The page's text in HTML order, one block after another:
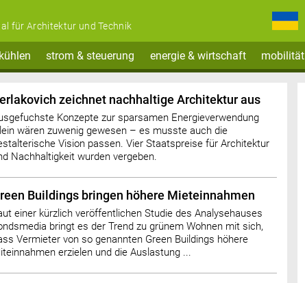
für Architektur und Technik
strom & steuerung energie & wirtschaft mobilität
zeichnet nachhaltige Architektur aus
Konzepte zur sparsamen Energieverwendung
wären zuwenig gewesen – es musste auch die
Vision passen. Vier Staatspreise für Architektur
Nachhaltigkeit wurden vergeben.
Buildings bringen höhere Mieteinnahmen
einer kürzlich veröffentlichen Studie des Analysehauses
bringt es der Trend zu grünem Wohnen mit sich,
Vermieter von so genannten Green Buildings höhere
erzielen und die Auslastung ...